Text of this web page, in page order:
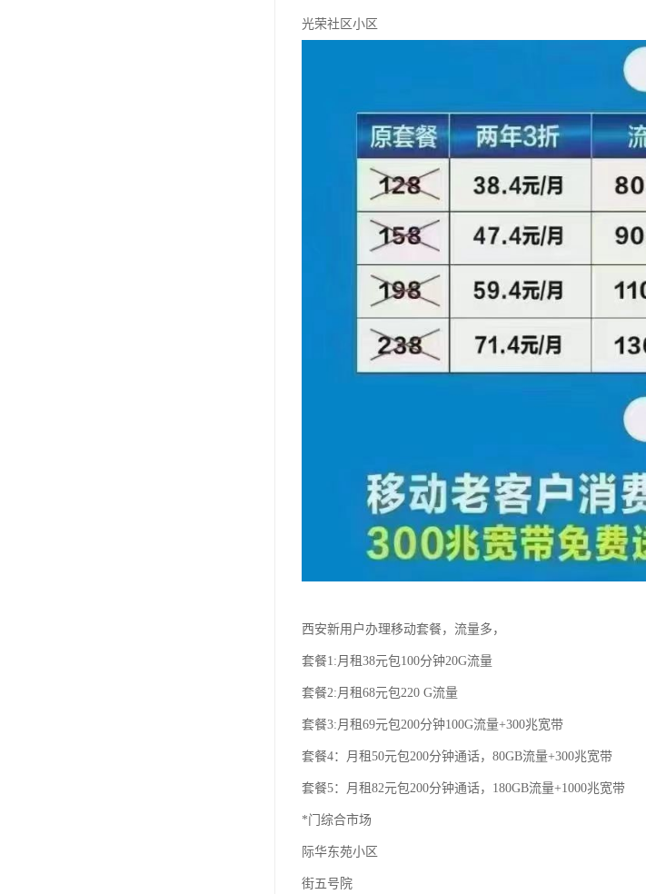
光荣社区小区
西安新用户办理移动套餐，流量多，
套餐1:月租38元包100分钟20G流量
套餐2:月租68元包220 G流量
套餐3:月租69元包200分钟100G流量+300兆宽带
套餐4：月租50元包200分钟通话，80GB流量+300兆宽带
套餐5：月租82元包200分钟通话，180GB流量+1000兆宽带
*门综合市场
际华东苑小区
街五号院